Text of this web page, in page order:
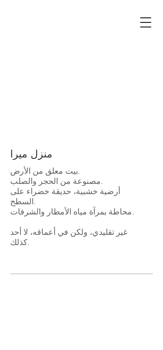
منزل ميرا
بيت معلق من الأرض.
مصنوعة من الحجر والصلب.
أرضية خشبية، حديقة خضراء على
السطح.
محاطة بمرآة مياه الأمطار والشرفات.
غير تقليدي، ولكن في أعماقه، لا أحد
كذلك.